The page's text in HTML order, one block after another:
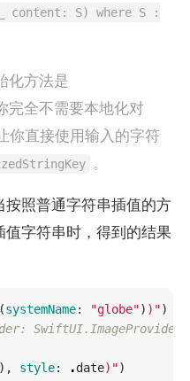
content: S) where S :
化方法是
完全不需要本地化对
你直接使用输入的字符
。
照普通字符串插值的方
字符串时，得到的结果
(systemName: "globe") ) ")
style: .date) ")